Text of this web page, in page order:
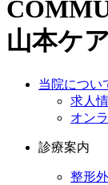
山本ケ
当院につい
求人
オン
診療案内
整形